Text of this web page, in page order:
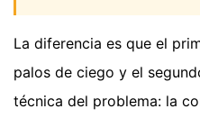
La diferencia es que el
palos de ciego y el
técnica del problema: la